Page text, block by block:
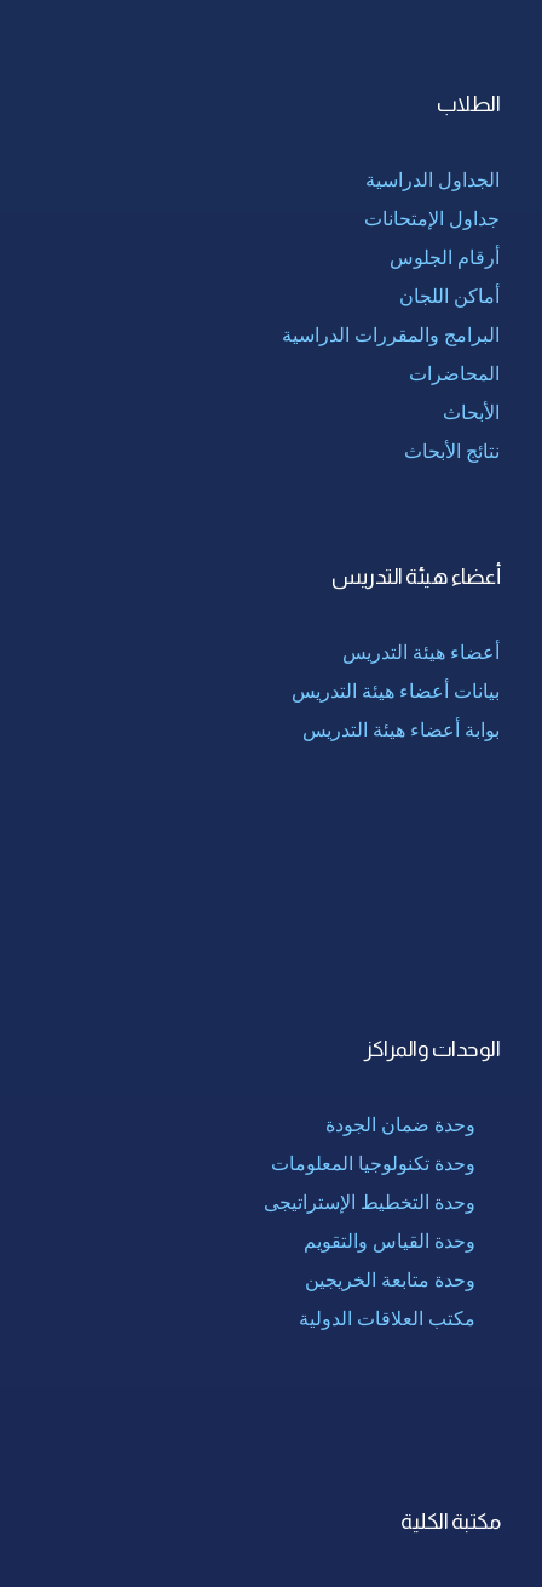
الطلاب
الجداول الدراسية
جداول الإمتحانات
أرقام الجلوس
أماكن اللجان
البرامج والمقررات الدراسية
المحاضرات
الأبحاث
نتائج الأبحاث
أعضاء هيئة التدريس
أعضاء هيئة التدريس
بيانات أعضاء هيئة التدريس
بوابة أعضاء هيئة التدريس
الوحدات والمراكز
وحدة ضمان الجودة
وحدة تكنولوجيا المعلومات
وحدة التخطيط الإستراتيجى
وحدة القياس والتقويم
وحدة متابعة الخريجين
مكتب العلاقات الدولية
مكتبة الكلية